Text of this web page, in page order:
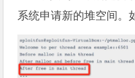
系统申请新的堆空间。